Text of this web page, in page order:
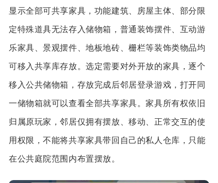
显示全部可共享家具，功能建筑、房屋主体、部分限
定特殊道具无法存入储物箱，普通装饰摆件、互动游
乐家具、景观摆件、地板地砖、栅栏等装饰类物品均
可移入共享库存放。选定需要对外开放的家具，逐个
移入公共储物箱，存放完成后邻居登录游戏，打开同
一储物箱就可以查看全部共享家具。家具所有权依旧
归属原玩家，邻居仅拥有摆放、移动、正常交互的使
用权限，不能将共享家具带回自己的私人仓库，只能
在公共庭院范围内布置摆放。